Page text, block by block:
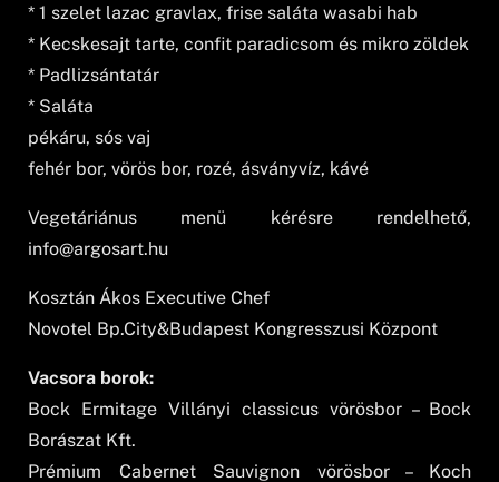
* 1 szelet lazac gravlax, frise saláta wasabi hab
* Kecskesajt tarte, confit paradicsom és mikro zöldek
* Padlizsántatár
* Saláta
pékáru, sós vaj
fehér bor, vörös bor, rozé, ásványvíz, kávé
Vegetáriánus menü kérésre rendelhető,
info@argosart.hu
Kosztán Ákos Executive Chef
Novotel Bp.City&Budapest Kongresszusi Központ
Vacsora borok:
Bock Ermitage Villányi classicus vörösbor – Bock
Borászat Kft.
Prémium Cabernet Sauvignon vörösbor – Koch